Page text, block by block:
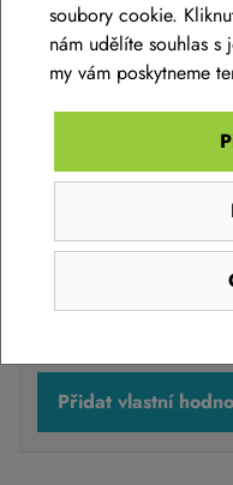
479 Kč
Do košíku
Zeptejte se.
Hodnocení
Přidejte vlastní
nakupujícím.
Přidat vlastní
soubory cookie.
nám udělíte souhlas s
my vám poskytneme